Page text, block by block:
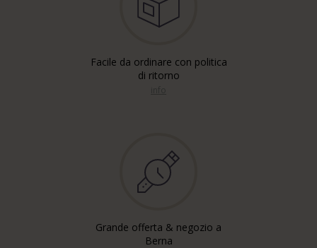
Facile da ordinare con politica
di ritorno
Grande offerta & negozio a
Berna